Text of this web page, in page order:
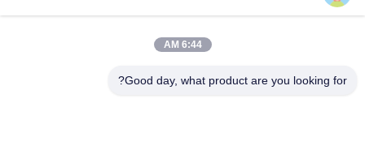
6:44 AM
Good day, what product are you looking for?